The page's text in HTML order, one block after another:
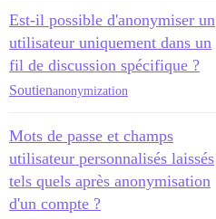
Est-il possible d'anonymiser un
utilisateur uniquement dans un
fil de discussion spécifique ?
Soutienanonymization
Mots de passe et champs
utilisateur personnalisés laissés
tels quels après anonymisation
d'un compte ?